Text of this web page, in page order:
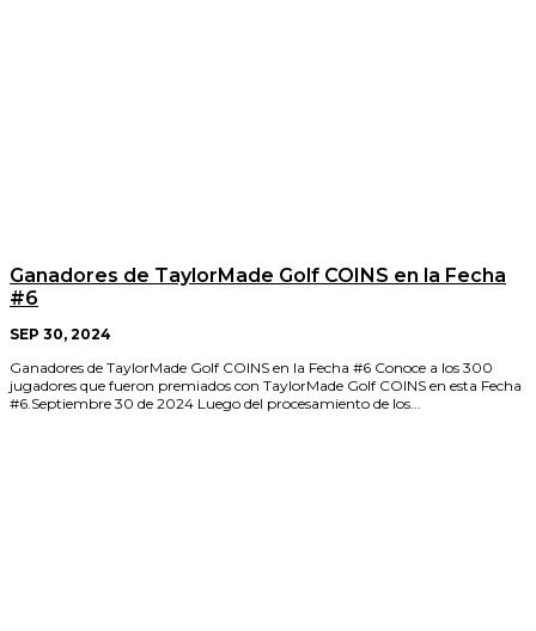
Ganadores de TaylorMade Golf COINS en la Fecha
#6
SEP 30, 2024
Ganadores de TaylorMade Golf COINS en la Fecha #6 Conoce a los 300
jugadores que fueron premiados con TaylorMade Golf COINS en esta Fecha
#6.Septiembre 30 de 2024 Luego del procesamiento de los...